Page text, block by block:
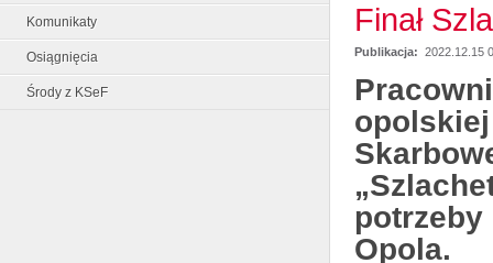
Komunikaty
Osiągnięcia
Środy z KSeF
Finał
Publikacja: 2022.12.15
potrzeby
Opola.